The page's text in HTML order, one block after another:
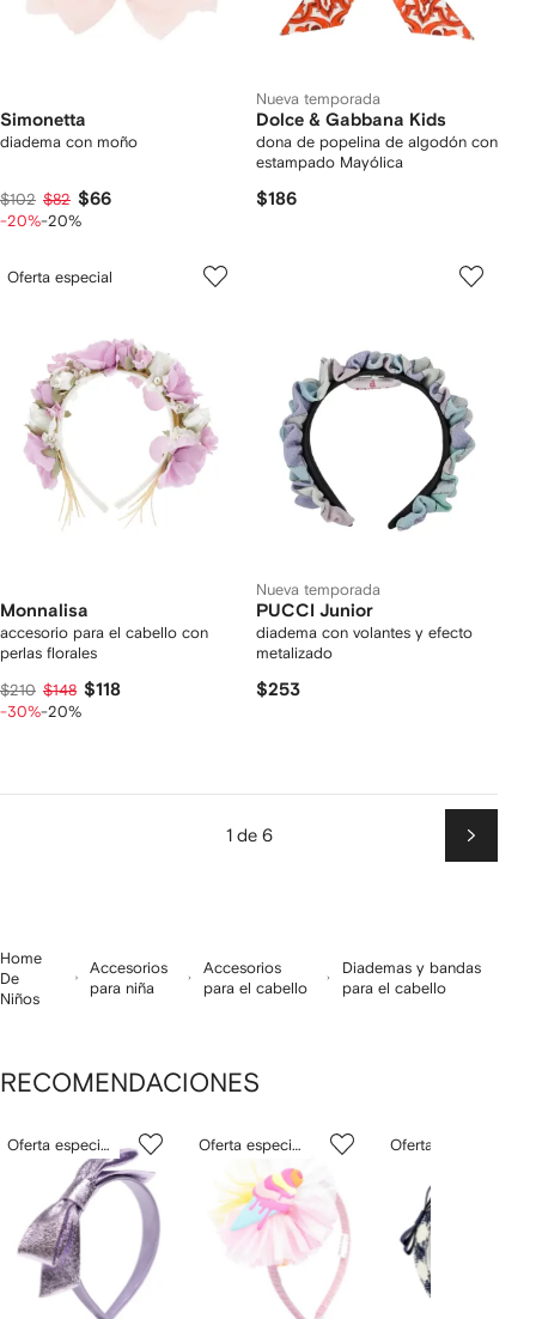
Simonetta
diadema con moño
$102 $82 $66
-20%-20%
Nueva temporada
Dolce & Gabbana Kids
dona de popelina de algodón con
estampado Mayólica
$186
Oferta especial
Monnalisa
accesorio para el cabello con
perlas florales
$210 $148 $118
-30%-20%
Nueva temporada
PUCCI Junior
diadema con volantes y efecto
metalizado
$253
1 de 6
Home
De
Niños
Accesorios
para niña
Accesorios
para el cabello
Diademas y bandas
para el cabello
RECOMENDACIONES
de
Oferta especial
de
Oferta especial
de